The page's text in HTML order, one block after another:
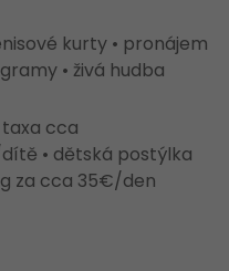
kurty • pronájem
• živá hudba
taxa cca
• dětská postýlka
za cca 35€/den